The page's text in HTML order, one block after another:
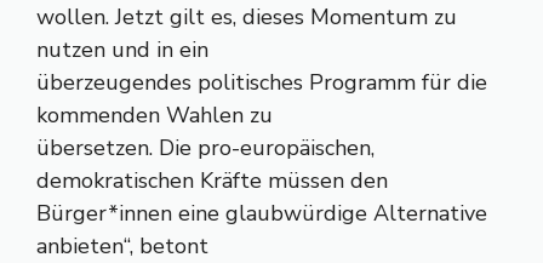
wollen. Jetzt gilt es, dieses Momentum zu
nutzen und in ein
überzeugendes politisches Programm für die
kommenden Wahlen zu
übersetzen. Die pro-europäischen,
demokratischen Kräfte müssen den
Bürger*innen eine glaubwürdige Alternative
anbieten“, betont